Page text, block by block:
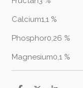
Calcium1,1 %
Phosphor0,26 %
Magnesium0,1 %